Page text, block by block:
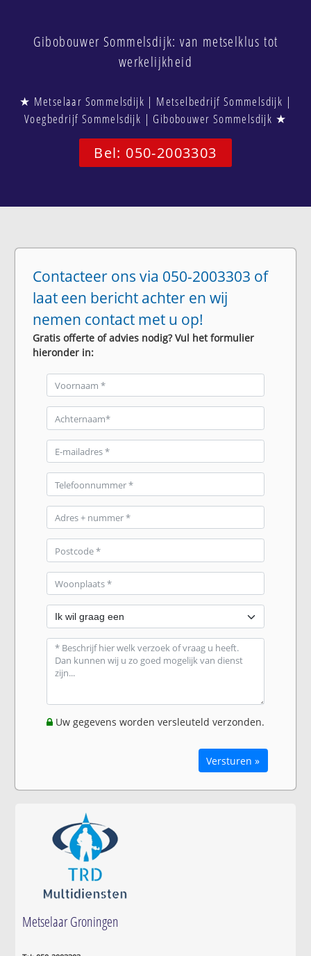
Gibobouwer Sommelsdijk: van metselklus tot
werkelijkheid
★ Metselaar Sommelsdijk | Metselbedrijf Sommelsdijk |
Voegbedrijf Sommelsdijk | Gibobouwer Sommelsdijk ★
Bel: 050-2003303
Contacteer ons via 050-2003303 of
laat een bericht achter en wij
nemen contact met u op!
Gratis offerte of advies nodig? Vul het formulier
hieronder in:
Uw gegevens worden versleuteld verzonden.
Versturen »
Metselaar Groningen